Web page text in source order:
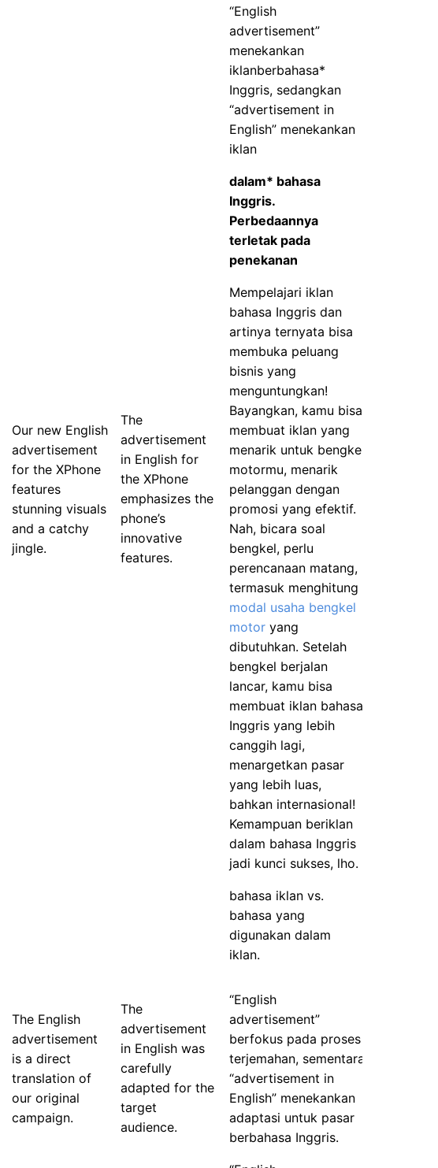
Our new English
advertisement
for the XPhone
features
stunning visuals
and a catchy
jingle.
The
advertisement
in English for
the XPhone
emphasizes the
phone’s
innovative
features.
“English
advertisement”
menekankan
iklanberbahasa*
Inggris, sedangkan
“advertisement in
English” menekankan
iklan
dalam* bahasa
Inggris.
Perbedaannya
terletak pada
penekanan
Mempelajari iklan
bahasa Inggris dan
artinya ternyata bisa
membuka peluang
bisnis yang
menguntungkan!
Bayangkan, kamu bisa
membuat iklan yang
menarik untuk bengkel
motormu, menarik
pelanggan dengan
promosi yang efektif.
Nah, bicara soal
bengkel, perlu
perencanaan matang,
termasuk menghitung
modal usaha bengkel
motor yang
dibutuhkan. Setelah
bengkel berjalan
lancar, kamu bisa
membuat iklan bahasa
Inggris yang lebih
canggih lagi,
menargetkan pasar
yang lebih luas,
bahkan internasional!
Kemampuan beriklan
dalam bahasa Inggris
jadi kunci sukses, lho.
bahasa iklan vs.
bahasa yang
digunakan dalam
iklan.
The English
advertisement
is a direct
translation of
our original
campaign.
The
advertisement
in English was
carefully
adapted for the
target
audience.
“English
advertisement”
berfokus pada proses
terjemahan, sementara
“advertisement in
English” menekankan
adaptasi untuk pasar
berbahasa Inggris.